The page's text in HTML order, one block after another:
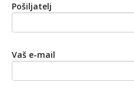
Pošiljatelj
Vaš e-mail